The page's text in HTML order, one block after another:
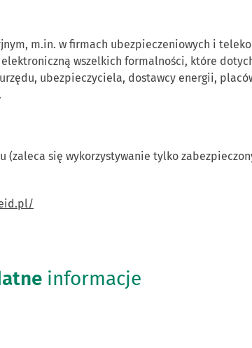
m.in. w firmach ubezpieczeniowych i
wszelkich formalności, które
ubezpieczyciela, dostawcy energii,
się wykorzystywanie tylko
informacje